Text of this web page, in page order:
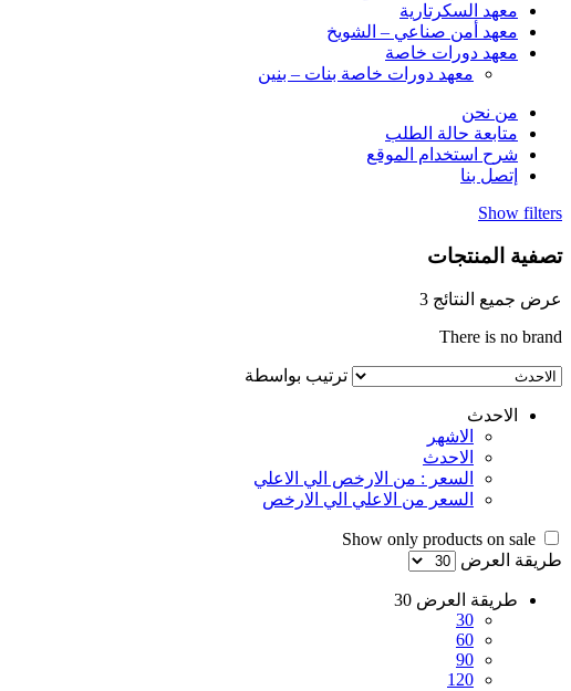
معهد السكرتارية
معهد أمن صناعي – الشويخ
معهد دورات خاصة
معهد دورات خاصة بنات – بنين
من نحن
متابعة حالة الطلب
شرح استخدام الموقع
إتصل بنا
Show filters
تصفية المنتجات
عرض جميع النتائج 3
There is no brand
ترتيب بواسطة
الاحدث
الاشهر
الاحدث
السعر : من الارخص الي الاعلي
السعر من الاعلي الي الارخص
طريقة العرض
طريقة العرض 30
30
60
90
120